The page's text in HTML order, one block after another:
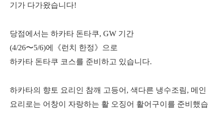
기가 다가왔습니다!
당점에서는 하카타 돈타쿠, GW 기간
(4/26〜5/6)에《런치 한정》으로
하카타 돈타쿠 코스를 준비하고 있습니다.
하카타의 향토 요리인 참깨 고등어, 색다른 냉수조림, 메인
요리로는 어창이 자랑하는 활 오징어 활어구이를 준비했습